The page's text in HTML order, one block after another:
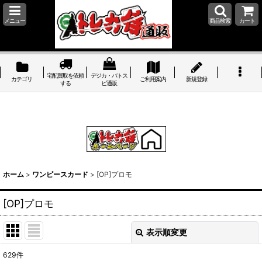
メニュー 商品検索 カート
カテゴリ
宅配買取を依頼
する
デジカ・バトス
ピ通販
ご利用案内 新規登録
ホーム > ワンピースカード > [OP]プロモ
[OP]プロモ
表示順変更
629件